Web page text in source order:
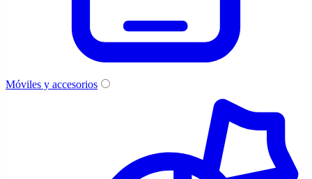
Móviles y accesorios